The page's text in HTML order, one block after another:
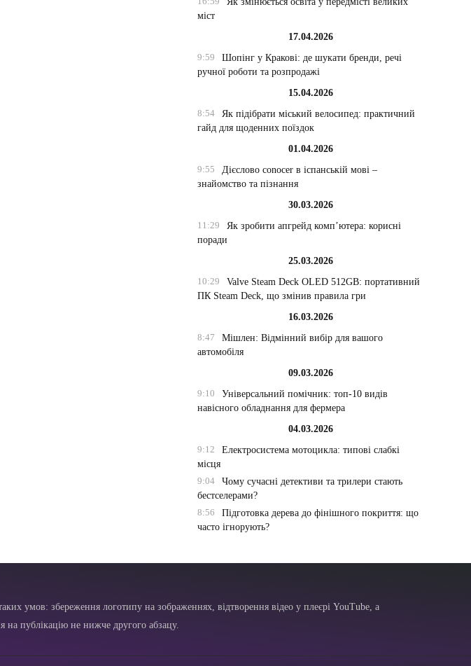
міст
17.04.2026
9:59
Шопінг у Кракові: де шукати бренди, речі
ручної роботи та розпродажі
15.04.2026
8:54
Як підібрати міський велосипед: практичний
гайд для щоденних поїздок
01.04.2026
9:55
Дієслово conocer в іспанській мові –
знайомство та пізнання
30.03.2026
11:29
Як зробити апгрейд комп’ютера: корисні
поради
25.03.2026
10:29
Valve Steam Deck OLED 512GB: портативний
ПК Steam Deck, що змінив правила гри
16.03.2026
8:47
Мішлен: Відмінний вибір для вашого
автомобіля
09.03.2026
9:10
Універсальний помічник: топ-10 видів
навісного обладнання для фермера
04.03.2026
9:12
Електросистема мотоцикла: типові слабкі
місця
9:04
Чому сучасні детективи та трилери стають
бестселерами?
8:56
Підготовка дерева до фінішного покриття: що
часто ігнорують?
умов: збереження логотипу на зображеннях, відтворення відео у плеєрі YouTube, а
на публікацію не нижче другого абзацу.